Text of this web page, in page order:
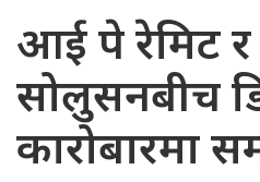
आई पे रेमिट
सोलुसनबीच
कारोबारमा